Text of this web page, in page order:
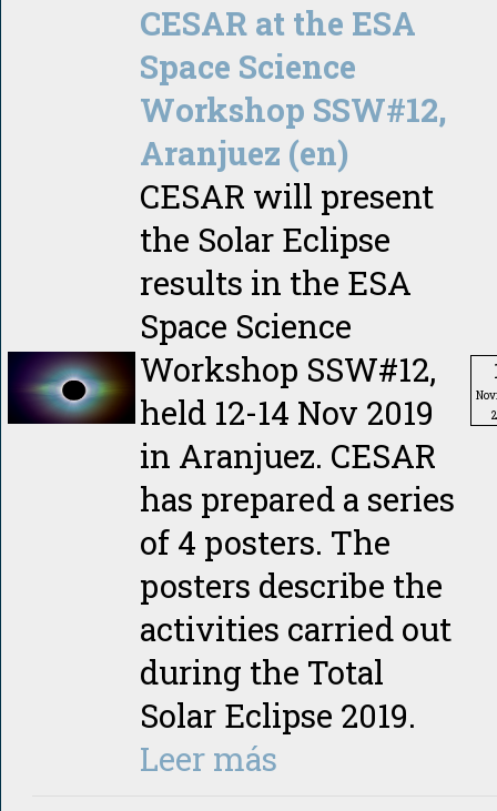
CESAR at the ESA
Space Science
Workshop SSW#12,
Aranjuez (en)
CESAR will present
the Solar Eclipse
results in the ESA
Space Science
Workshop SSW#12,
held 12-14 Nov 2019
in Aranjuez. CESAR
has prepared a series
of 4 posters. The
posters describe the
activities carried out
during the Total
Solar Eclipse 2019.
Leer más